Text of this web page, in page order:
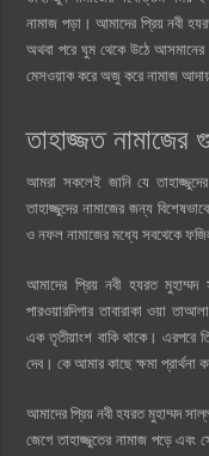
নামাজ পড়া। আমাদের প্রিয় নবী
অথবা পরে ঘুম থেকে উঠে
মেসওয়াক করে অজু করে নামাজ
তাহাজ্জত
আমরা সকলেই জানি যে
তাহাজ্জুদের নামাজের জন্য
ও নফল নামাজের মধ্যে সবথেকে
আমাদের প্রিয় নবী হযরত
পারওয়ারদিগার তাবারাকা ওয়া
এক তৃতীয়াংশ বাকি থাকে। এরপরে
দেব। কে আমার কাছে ক্ষমা প্রার্থনা
আমাদের প্রিয় নবী হযরত মুহাম্মদ
জেগে তাহাজ্জুতের নামাজ পড়ে এবং